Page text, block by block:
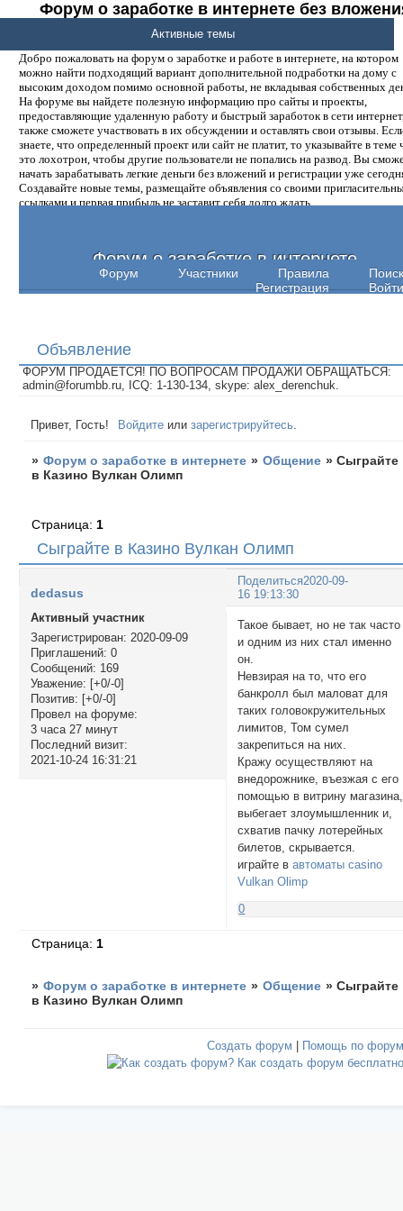
Форум о заработке в интернете без
денег.
Добро пожаловать на форум о заработке и работе в интернете, на котором
можно найти подходящий вариант дополнительной подработки на дому с
высоким доходом помимо основной работы, не вкладывая собственных
На форуме вы найдете полезную информацию про сайты и проекты,
предоставляющие удаленную работу и быстрый заработок в сети
также сможете участвовать в их обсуждении и оставлять свои отзывы.
знаете, что определенный проект или сайт не платит, то указывайте в теме
это лохотрон, чтобы другие пользователи не попались на развод. Вы
начать зарабатывать легкие деньги без вложений и регистрации уже
Создавайте новые темы, размещайте объявления со своими
ссылками и первая прибыль не заставит себя долго ждать.
Форум о заработке в интернете
Форум Участники Правила
Поиск
Регистрация
Войти
Активные темы
Объявление
ФОРУМ ПРОДАЕТСЯ! ПО ВОПРОСАМ ПРОДАЖИ ОБРАЩАТЬСЯ:
admin@forumbb.ru, ICQ: 1-130-134, skype: alex_derenchuk.
Привет, Гость! Войдите илизарегистрируйтесь
» Форум о заработке в интернете » Общение »Сыграйте
в Казино Вулкан Олимп
Сыграйте в Казино Вулкан Олимп
Страница: 1
Поделиться2020-09-
16 19:13:30
dedasus
Активный участник
Зарегистрирован: 2020-09-09
Приглашений: 0
Сообщений: 169
Уважение: [+0/-0]
Позитив: [+0/-0]
Провел на форуме:
3 часа 27 минут
Последний визит:
2021-10-24 16:31:21
Такое бывает, но не так часто
и одним из них стал именно
он.
Невзирая на то, что его
банкролл был маловат для
таких головокружительных
лимитов, Том сумел
закрепиться на них.
Кражу осуществляют на
внедорожнике, въезжая с его
помощью в витрину магазина,
выбегает злоумышленник и,
схватив пачку лотерейных
билетов, скрывается.
играйте вавтоматы casino
Vulkan Olimp
0
Страница: 1
» Форум о заработке в интернете » Общение »Сыграйте
в Казино Вулкан Олимп
Создать форум Помощь по